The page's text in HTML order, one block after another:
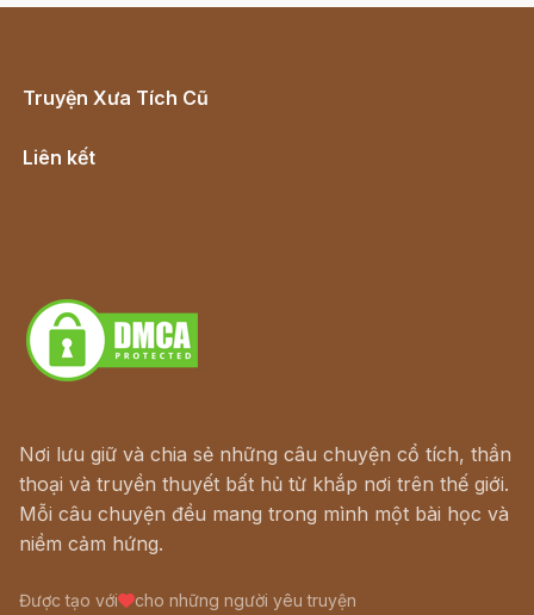
Truyện Xưa Tích Cũ
Liên kết
Nơi lưu giữ và chia sẻ những câu chuyện cổ tích, thần
thoại và truyền thuyết bất hủ từ khắp nơi trên thế giới.
Mỗi câu chuyện đều mang trong mình một bài học và
niềm cảm hứng.
Được tạo với cho những người yêu truyện